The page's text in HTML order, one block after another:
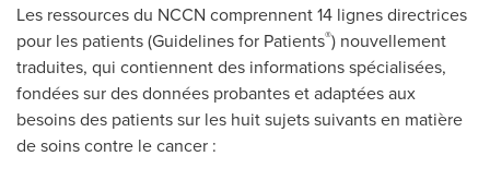
Les ressources du NCCN comprennent 14 lignes directrices
pour les patients (Guidelines for Patients®) nouvellement
traduites, qui contiennent des informations spécialisées,
fondées sur des données probantes et adaptées aux
besoins des patients sur les huit sujets suivants en matière
de soins contre le cancer :